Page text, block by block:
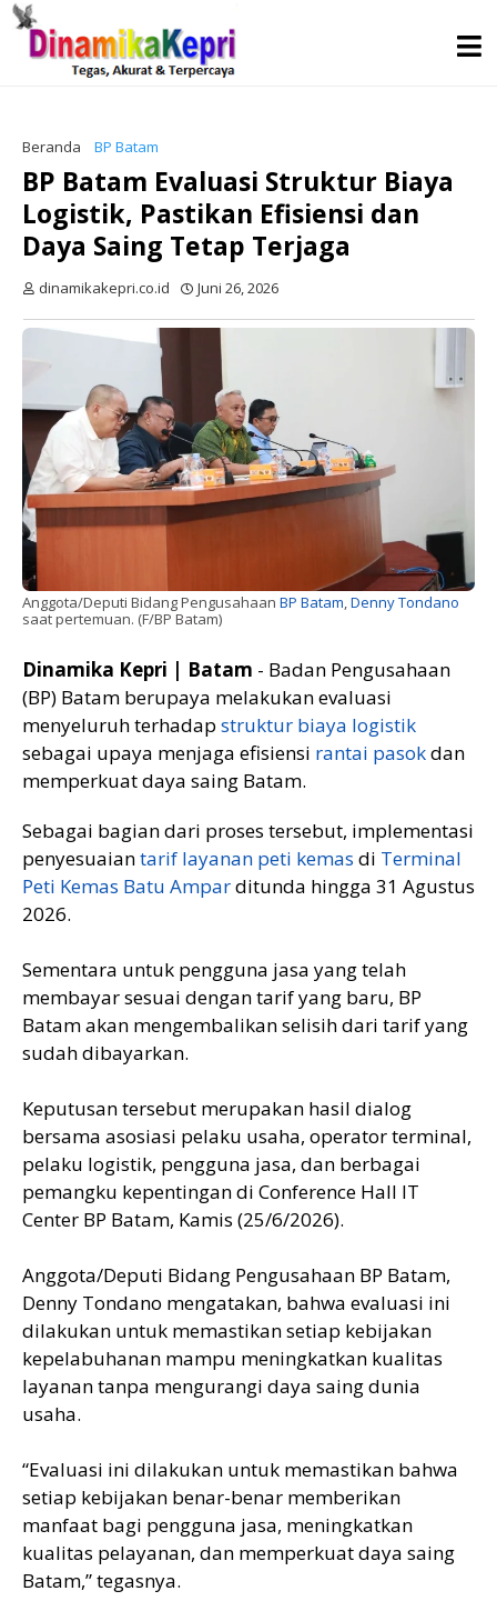
Beranda BP Batam
BP Batam Evaluasi Struktur Biaya
Logistik, Pastikan Efisiensi dan
Daya Saing Tetap Terjaga
dinamikakepri.co.id Juni 26, 2026
Anggota/Deputi Bidang Pengusahaan BP Batam Denny Tondano
saat pertemuan. (F/BP Batam)
Dinamika Kepri | Batam - Badan Pengusahaan
(BP) Batam berupaya melakukan evaluasi
menyeluruh terhadap struktur biaya logistik
sebagai upaya menjaga efisiensi rantai pasokdan
memperkuat daya saing Batam.
Sebagai bagian dari proses tersebut, implementasi
penyesuaiantarif layanan peti kemas di Terminal
Peti Kemas Batu Amparditunda hingga 31 Agustus
2026.
Sementara untuk pengguna jasa yang telah
membayar sesuai dengan tarif yang baru, BP
Batam akan mengembalikan selisih dari tarif yang
sudah dibayarkan.
Keputusan tersebut merupakan hasil dialog
bersama asosiasi pelaku usaha, operator terminal,
pelaku logistik, pengguna jasa, dan berbagai
pemangku kepentingan di Conference Hall IT
Center BP Batam, Kamis (25/6/2026).
Anggota/Deputi Bidang Pengusahaan BP Batam,
Denny Tondano mengatakan, bahwa evaluasi ini
dilakukan untuk memastikan setiap kebijakan
kepelabuhanan mampu meningkatkan kualitas
layanan tanpa mengurangi daya saing dunia
usaha.
“Evaluasi ini dilakukan untuk memastikan bahwa
setiap kebijakan benar-benar memberikan
manfaat bagi pengguna jasa, meningkatkan
kualitas pelayanan, dan memperkuat daya saing
Batam,” tegasnya.